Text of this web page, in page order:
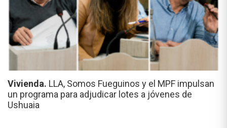
Vivienda. LLA, Somos Fueguinos y el MPF impulsan
un programa para adjudicar lotes a jóvenes de
Ushuaia